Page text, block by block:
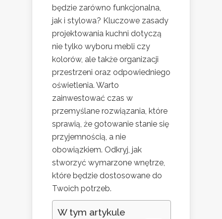
będzie zarówno funkcjonalna,
jak i stylowa? Kluczowe zasady
projektowania kuchni dotyczą
nie tylko wyboru mebli czy
kolorów, ale także organizacji
przestrzeni oraz odpowiedniego
oświetlenia. Warto
zainwestować czas w
przemyślane rozwiązania, które
sprawią, że gotowanie stanie się
przyjemnością, a nie
obowiązkiem. Odkryj, jak
stworzyć wymarzone wnętrze,
które będzie dostosowane do
Twoich potrzeb.
W tym artykule